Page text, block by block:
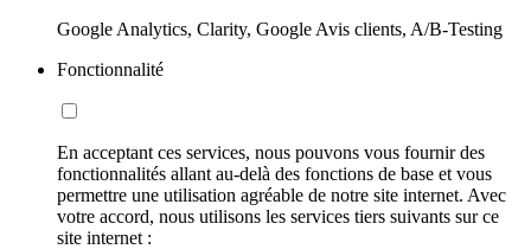
Google Analytics, Clarity, Google Avis clients, A/B-Testing
Fonctionnalité
En acceptant ces services, nous pouvons vous fournir des
fonctionnalités allant au-delà des fonctions de base et vous
permettre une utilisation agréable de notre site internet. Avec
votre accord, nous utilisons les services tiers suivants sur ce
site internet :